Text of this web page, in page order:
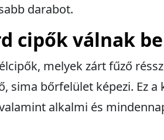
darabot.
cipők válnak
melyek zárt fűző
sima bőrfelület képezi. Ez a
alkalmi és